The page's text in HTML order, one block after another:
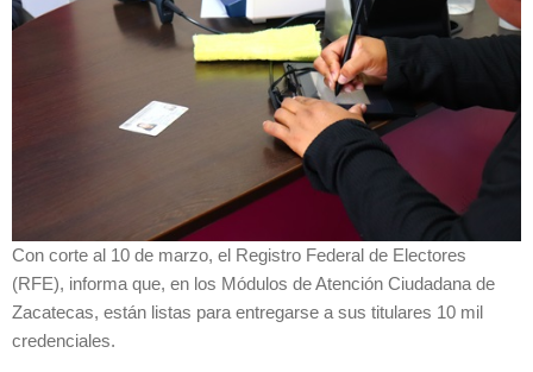
Con corte al 10 de marzo, el Registro Federal de Electores
(RFE), informa que, en los Módulos de Atención Ciudadana de
Zacatecas, están listas para entregarse a sus titulares 10 mil
credenciales.